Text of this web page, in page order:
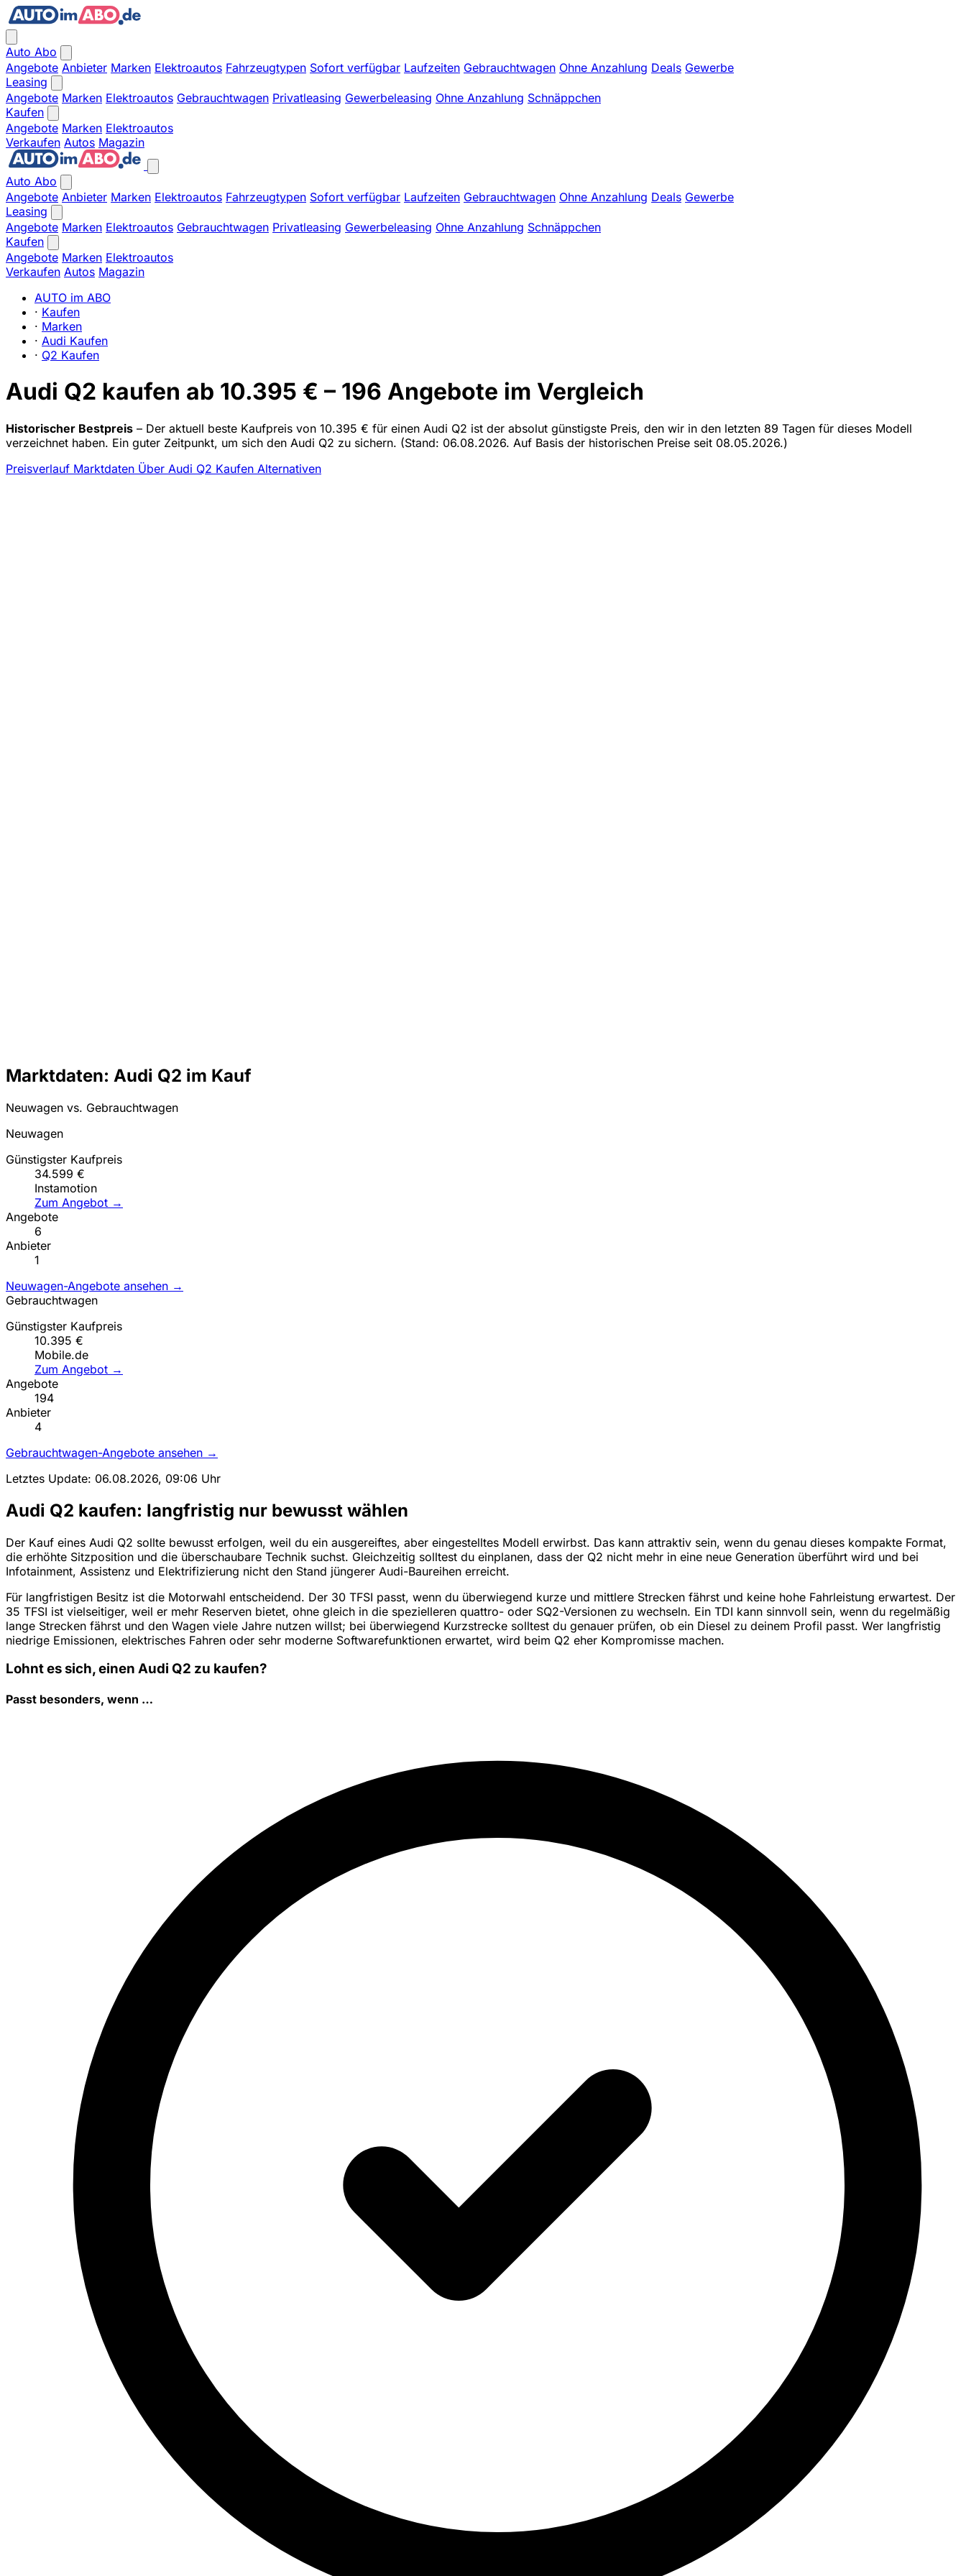
Auto Abo
Angebote Anbieter Marken Elektroautos Fahrzeugtypen Sofort verfügbar Laufzeiten Gebrauchtwagen Ohne Anzahlung Deals Gewerbe
Leasing
Angebote Marken Elektroautos Gebrauchtwagen Privatleasing Gewerbeleasing Ohne Anzahlung Schnäppchen
Kaufen
Angebote Marken Elektroautos
Verkaufen Autos Magazin
Auto Abo
Angebote Anbieter Marken Elektroautos Fahrzeugtypen Sofort verfügbar Laufzeiten Gebrauchtwagen Ohne Anzahlung Deals Gewerbe
Leasing
Angebote Marken Elektroautos Gebrauchtwagen Privatleasing Gewerbeleasing Ohne Anzahlung Schnäppchen
Kaufen
Angebote Marken Elektroautos
Verkaufen Autos Magazin
AUTO im ABO
· Kaufen
· Marken
· Audi Kaufen
· Q2 Kaufen
Audi Q2 kaufen ab 10.395 € – 196 Angebote im Vergleich
Historischer Bestpreis – Der aktuell beste Kaufpreis von 10.395 € für einen Audi Q2 ist der absolut günstigste Preis, den wir in den letzten 89 Tagen für dieses Modell
verzeichnet haben. Ein guter Zeitpunkt, um sich den Audi Q2 zu sichern. (Stand: 06.08.2026. Auf Basis der historischen Preise seit 08.05.2026.)
Preisverlauf Marktdaten Über Audi Q2 Kaufen Alternativen
Marktdaten: Audi Q2 im Kauf
Neuwagen vs. Gebrauchtwagen
Neuwagen
Günstigster Kaufpreis
34.599 €
Instamotion
Zum Angebot →
Angebote
6
Anbieter
1
Neuwagen-Angebote ansehen →
Gebrauchtwagen
Günstigster Kaufpreis
10.395 €
Mobile.de
Zum Angebot →
Angebote
194
Anbieter
4
Gebrauchtwagen-Angebote ansehen →
Letztes Update: 06.08.2026, 09:06 Uhr
Audi Q2 kaufen: langfristig nur bewusst wählen
Der Kauf eines Audi Q2 sollte bewusst erfolgen, weil du ein ausgereiftes, aber eingestelltes Modell erwirbst. Das kann attraktiv sein, wenn du genau dieses kompakte Format,
die erhöhte Sitzposition und die überschaubare Technik suchst. Gleichzeitig solltest du einplanen, dass der Q2 nicht mehr in eine neue Generation überführt wird und bei
Infotainment, Assistenz und Elektrifizierung nicht den Stand jüngerer Audi-Baureihen erreicht.
Für langfristigen Besitz ist die Motorwahl entscheidend. Der 30 TFSI passt, wenn du überwiegend kurze und mittlere Strecken fährst und keine hohe Fahrleistung erwartest. Der
35 TFSI ist vielseitiger, weil er mehr Reserven bietet, ohne gleich in die spezielleren quattro- oder SQ2-Versionen zu wechseln. Ein TDI kann sinnvoll sein, wenn du regelmäßig
lange Strecken fährst und den Wagen viele Jahre nutzen willst; bei überwiegend Kurzstrecke solltest du genauer prüfen, ob ein Diesel zu deinem Profil passt. Wer langfristig
niedrige Emissionen, elektrisches Fahren oder sehr moderne Softwarefunktionen erwartet, wird beim Q2 eher Kompromisse machen.
Lohnt es sich, einen Audi Q2 zu kaufen?
Passt besonders, wenn …